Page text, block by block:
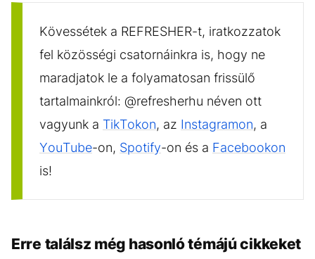
Kövessétek a REFRESHER-t, iratkozzatok
fel közösségi csatornáinkra is, hogy ne
maradjatok le a folyamatosan frissülő
tartalmainkról: @refresherhu néven ott
vagyunk a TikTokon, az Instagramon, a
YouTube-on, Spotify-on és a Facebookon
is!
Erre találsz még hasonló témájú cikkeket